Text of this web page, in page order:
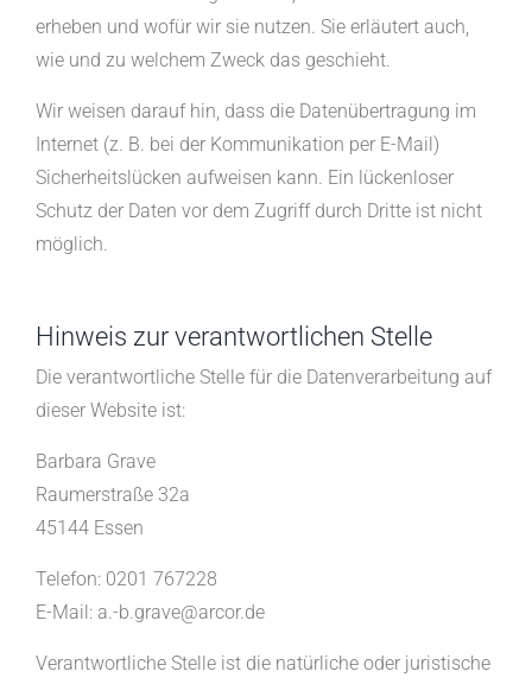
erheben und wofür wir sie nutzen. Sie erläutert auch,
wie und zu welchem Zweck das geschieht.
Wir weisen darauf hin, dass die Datenübertragung im
Internet (z. B. bei der Kommunikation per E-Mail)
Sicherheitslücken aufweisen kann. Ein lückenloser
Schutz der Daten vor dem Zugriff durch Dritte ist nicht
möglich.
Hinweis zur verantwortlichen Stelle
Die verantwortliche Stelle für die Datenverarbeitung auf
dieser Website ist:
Barbara Grave
Raumerstraße 32a
45144 Essen
Telefon: 0201 767228
E-Mail: a.-b.grave@arcor.de
Verantwortliche Stelle ist die natürliche oder juristische